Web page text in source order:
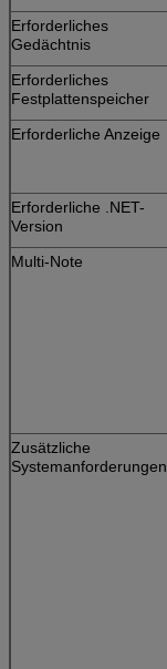
Erforderliches
Gedächtnis
Erforderliches
Festplattenspeicher
Erforderliche Anzeige
Erforderliche .NET-
Version
Multi-Note
Zusätzliche
Systemanforderungen